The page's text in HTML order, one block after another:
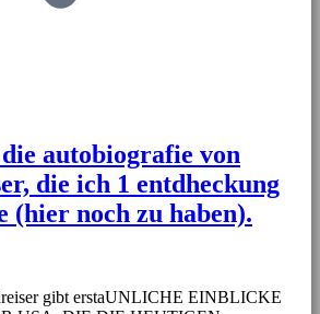
autobiografie von
die ich 1 entdheckung
(hier noch zu haben).
gibt erstaUNLICHE EINBLICKE